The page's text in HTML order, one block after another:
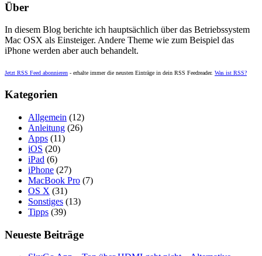
Über
In diesem Blog berichte ich hauptsächlich über das Betriebssystem
Mac OSX als Einsteiger. Andere Theme wie zum Beispiel das
iPhone werden aber auch behandelt.
Jetzt RSS Feed abonnieren - erhalte immer die neusten Einträge in dein RSS Feedreader. Was ist RSS?
Kategorien
Allgemein (12)
Anleitung (26)
Apps (11)
iOS (20)
iPad (6)
iPhone (27)
MacBook Pro (7)
OS X (31)
Sonstiges (13)
Tipps (39)
Neueste Beiträge